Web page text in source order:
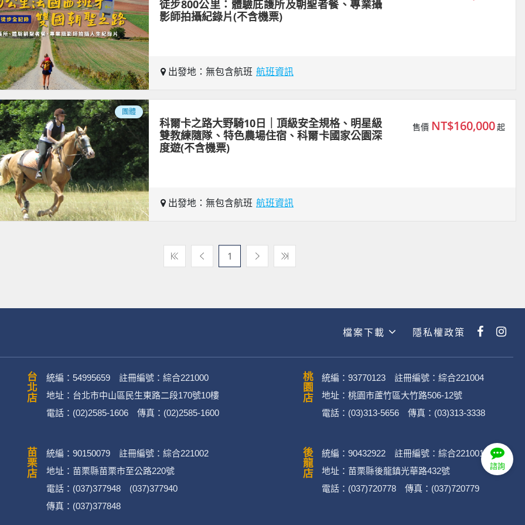
徒步800公里：體驗庇護所及朝聖者餐、專業攝
影師拍攝紀錄片(不含機票)
出發地：無包含航班 航班資訊
團體
科爾卡之路大野騎10日｜頂級安全規格、明星級
雙教練隨隊、特色農場住宿、科爾卡國家公園深
度遊(不含機票)
售價 NT$160,000起
出發地：無包含航班 航班資訊
1
諮詢
檔案下載 隱私權政策
台北店
統編：54995659 註冊編號：綜合221000
地址：台北市中山區民生東路二段170號10樓
電話：(02)2585-1606 傳真：(02)2585-1600
桃園店
統編：93770123 註冊編號：綜合221004
地址：桃園市蘆竹區大竹路506-12號
電話：(03)313-5656 傳真：(03)313-3338
苗栗店
統編：90150079 註冊編號：綜合221002
地址：苗栗縣苗栗市至公路220號
電話：(037)377948 (037)377940
傳真：(037)377848
後龍店
統編：90432922 註冊編號：綜合221001
地址：苗栗縣後龍鎮光華路432號
電話：(037)720778 傳真：(037)720779